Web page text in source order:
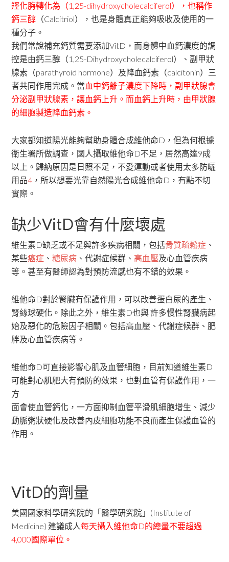
羥化脢轉化為（1,25-dihydroxycholecalciferol），也稱作
鈣三醇 （Calcitriol），也是身體真正能夠吸收及使用的一
種分子。
我們常說補充鈣質需要添加VitD，而身體中血鈣濃度的調
控是由鈣三醇（1,25-Dihydroxycholecalciferol）、副甲狀
腺素（parathyroid hormone）及降血鈣素（calcitonin）三
者共同作用完成。當血中鈣離子濃度下降時，副甲狀腺會
分泌副甲狀腺素，讓血鈣上升。而血鈣上升時，由甲狀腺
的細胞製造降血鈣素。
大家都知道陽光能夠幫助身體合成維他命D，但為何根據
衛生署所做調查，國人攝取維他命D不足，居然高達9成
以上。歸納原因是日照不足，不愛運動或者使用太多防曬
用品4 ，所以想要光靠自然陽光合成維他命D，有點不切
實際。
缺少VitD會有什麼壞處
維生素D缺乏或不足與許多疾病相關，包括骨質疏鬆症 、
某些癌症 、糖尿病 、代謝症候群、 高血壓及心血管疾病
等。甚至有醫師認為對預防流感也有不錯的效果。
維他命D對於腎臟有保護作用，可以改善蛋白尿的產生、
腎絲球硬化。除此之外，維生素D也與 許多慢性腎臟病起
始及惡化的危險因子相關。包括高血壓、代謝症候群、肥
胖及心血管疾病等。
維他命D可直接影響心肌及血管細胞，目前知道維生素D
可能對心肌肥大有預防的效果，也對血管有保護作用，一
方
面會使血管鈣化，一方面抑制血管平滑肌細胞增生、減少
動脈粥狀硬化及改善內皮細胞功能不良而產生保護血管的
作用。
VitD的劑量
美國國家科學研究院的「醫學研究院」(Institute of
Medicine) 建議成人每天攝入維他命D的總量不要超過
4,000國際單位。